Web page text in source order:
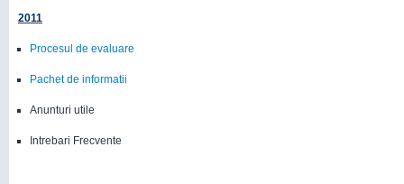
2011
Procesul de evaluare
Pachet de informatii
Anunturi utile
Intrebari Frecvente